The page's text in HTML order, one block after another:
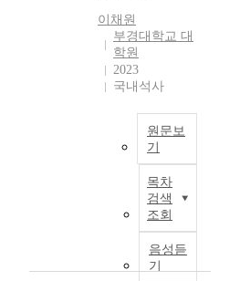
이채원
부경대학교 대
학원
2023
국내석사
원문보
기
목차
검색
조회
음성듣
기